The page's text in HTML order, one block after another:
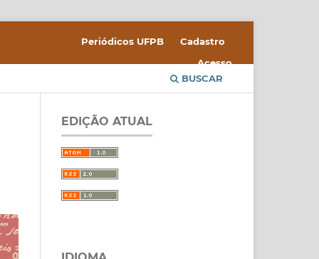
BUSCAR
Periódicos UFPB
Cadastro
Acesso
EDIÇÃO ATUAL